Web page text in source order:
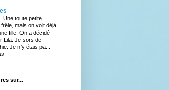
Une toute petite
mais on voit déjà
fille. On a décidé
Lila. Je sors de
Je n’y étais pa...
sur...